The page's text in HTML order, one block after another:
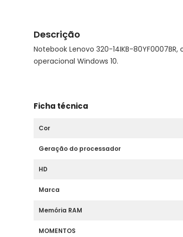
Descrição
Notebook Lenovo 320-14IKB-
operacional Windows 10.
Ficha técnica
Cor
Geração do processador
HD
Marca
Memória RAM
MOMENTOS